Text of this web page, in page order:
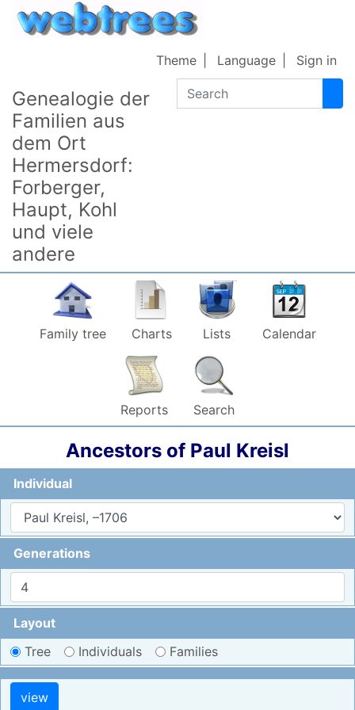
Skip to content
Genealogie der
Familien aus
dem Ort
Hermersdorf:
Forberger,
Haupt, Kohl
und viele
andere
Search
Theme Language Sign in
Family tree Charts Lists Calendar
Reports Search
Ancestors of Paul Kreisl
Individual
Generations
Layout
Tree
Individuals Families